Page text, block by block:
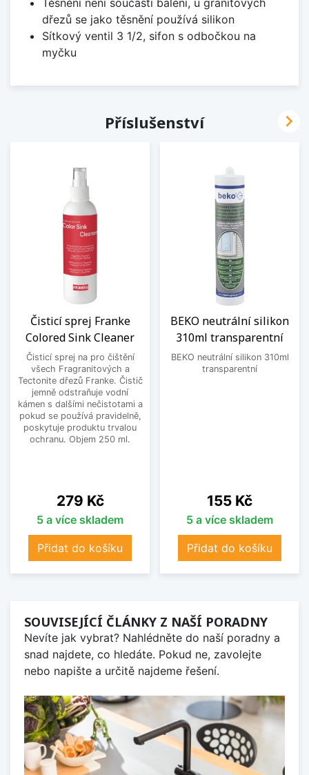
dřezů se jako těsnění používá silikon
Sítkový ventil 3 1/2, sifon s odbočkou na
myčku
Příslušenství
Čisticí sprej Franke
Colored Sink Cleaner
Čisticí sprej na pro čištění
všech Fragranitových a
Tectonite dřezů Franke. Čistič
jemně odstraňuje vodní
kámen s dalšími nečistotami a
pokud se používá pravidelně,
poskytuje produktu trvalou
ochranu. Objem 250 ml.
Cena
279 Kč
5 a více skladem
Přidat do košíku
BEKO neutrální silikon
310ml transparentní
BEKO neutrální silikon 310ml
transparentní
Cena
155 Kč
5 a více skladem
Přidat do košíku

SOUVISEJÍCÍ ČLÁNKY Z NAŠÍ PORADNY
Nevíte jak vybrat? Nahlédněte do naší poradny a
snad najdete, co hledáte. Pokud ne, zavolejte
nebo napište a určitě najdeme řešení.